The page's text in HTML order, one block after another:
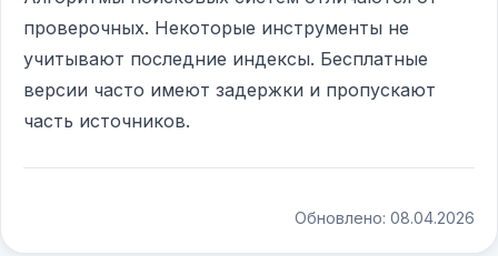
проверочных. Некоторые инструменты не
учитывают последние индексы. Бесплатные
версии часто имеют задержки и пропускают
часть источников.
Обновлено: 08.04.2026